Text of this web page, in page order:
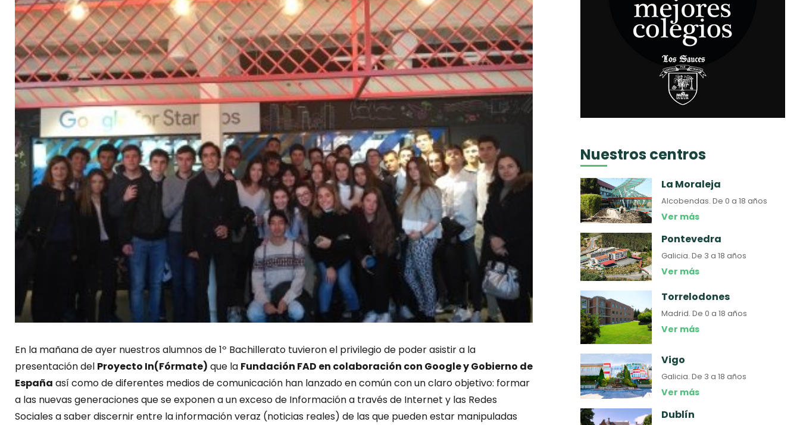
En la mañana de ayer nuestros alumnos de 1º Bachillerato tuvieron el privilegio de poder asistir a la
presentación del Proyecto In(Fórmate) que la Fundación FAD en colaboración con Google y Gobierno de
España así como de diferentes medios de comunicación han lanzado en común con un claro objetivo: formar
a las nuevas generaciones que se exponen a un exceso de Información a través de Internet y las Redes
Sociales a saber discernir entre la información veraz (noticias reales) de las que pueden estar manipuladas
Nuestros centros
La Moraleja
Alcobendas.De 0 a 18 años
Ver más
Pontevedra
Galicia.De 3 a 18 años
Ver más
Torrelodones
Madrid.De 0 a 18 años
Ver más
Vigo
Galicia.De 3 a 18 años
Ver más
Dublín